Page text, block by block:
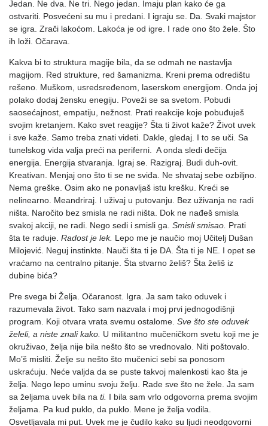
Jedan. Ne dva. Ne tri. Nego jedan. Imaju plan kako će ga
ostvariti. Posvećeni su mu i predani. I igraju se. Da. Svaki majstor
se igra. Zrači lakoćom. Lakoća je od igre. I rade ono što žele. Što
ih loži. Očarava.
Kakva bi to struktura magije bila, da se odmah ne nastavlja
magijom. Red strukture, red šamanizma. Kreni prema odredištu
rešeno. Muškom, usredsređenom, laserskom energijom. Onda joj
polako dodaj žensku enegiju. Poveži se sa svetom. Pobudi
saosećajnost, empatiju, nežnost. Prati reakcije koje pobuđuješ
svojim kretanjem. Kako svet reagije? Šta ti život kaže? Život uvek
i sve kaže. Samo treba znati videti. Dakle, gledaj. I to se uči. Sa
tunelskog vida valja preći na periferni. A onda sledi dečija
energija. Energija stvaranja. Igraj se. Razigraj. Budi duh-ovit.
Kreativan. Menjaj ono što ti se ne sviđa. Ne shvataj sebe ozbiljno.
Nema greške. Osim ako ne ponavljaš istu krešku. Kreći se
nelinearno. Meandriraj. I uživaj u putovanju. Bez uživanja ne radi
ništa. Naročito bez smisla ne radi ništa. Dok ne nađeš smisla
svakoj akciji, ne radi. Nego sedi i smisli ga. Smisli smisao. Prati
šta te raduje. Radost je lek. Lepo me je naučio moj Učitelj Dušan
Milojević. Neguj instinkte. Nauči šta ti je DA. Šta ti je NE. I opet se
vraćamo na centralno pitanje. Šta stvarno želiš? Šta želiš iz
dubine bića?
Pre svega bi Želja. Očaranost. Igra. Ja sam tako oduvek i
razumevala život. Tako sam nazvala i moj prvi jednogodišnji
program. Koji otvara vrata svemu ostalome. Sve što ste oduvek
želeli, a niste znali kako. U militantno mučeničkom svetu koji me je
okruživao, želja nije bila nešto što se vrednovalo. Niti poštovalo.
Mo’š misliti. Želje su nešto što mučenici sebi sa ponosom
uskraćuju. Neće valjda da se puste takvoj malenkosti kao šta je
želja. Nego lepo uminu svoju želju. Rade sve što ne žele. Ja sam
sa željama uvek bila na ti. I bila sam vrlo odgovorna prema svojim
željama. Pa kud puklo, da puklo. Mene je želja vodila.
Osvetljavala mi put. Uvek me je čudilo kako su ljudi neodgovorni